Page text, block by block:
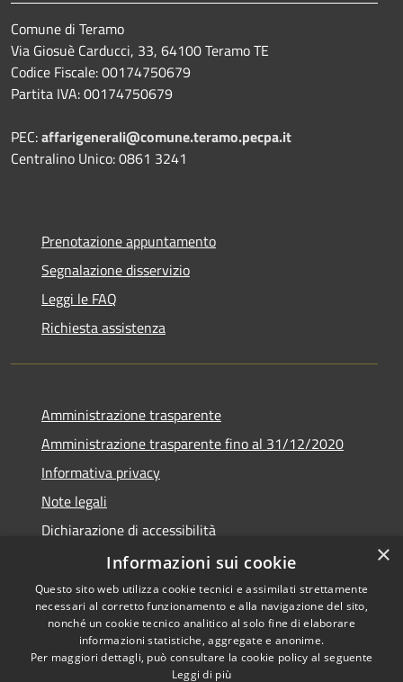
Comune di Teramo
Via Giosuè Carducci, 33, 64100 Teramo TE
Codice Fiscale: 00174750679
Partita IVA: 00174750679
PEC:affarigenerali@comune.teramo.pecpa.it
Centralino Unico: 0861 3241
Prenotazione appuntamento
Segnalazione disservizio
Leggi le FAQ
Richiesta assistenza
Amministrazione trasparente
Amministrazione trasparente fino al 31/12/2020
Informativa privacy
Note legali
Dichiarazione di accessibilità
Accessibilità
Privacy
Copyright © 2026 • Comune di
Teramo • Powered by
Municipium• Accesso
×
Informazioni sui cookie
Questo sito web utilizza cookie tecnici e assimilati strettamente
necessari al corretto funzionamento e alla navigazione del sito,
nonché un cookie tecnico analitico al solo fine di elaborare
informazioni statistiche, aggregate e anonime.
Per maggiori dettagli, può consultare la cookie policy al seguente
Leggi di più